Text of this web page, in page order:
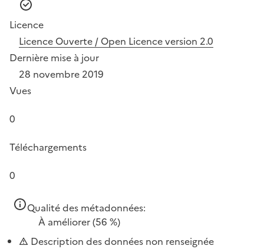
Licence
Licence Ouverte / Open Licence version 2.0
Dernière mise à jour
28 novembre 2019
Vues
0
Téléchargements
0
Qualité des métadonnées:
À améliorer(56 %)
Description des données non renseignée